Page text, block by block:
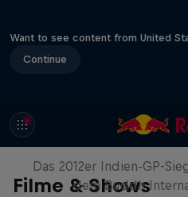
Want to see content from United
Continue
Filme & Shows
Formel-1-Auto
Das 2012er Indien-GP-
dem Buddh